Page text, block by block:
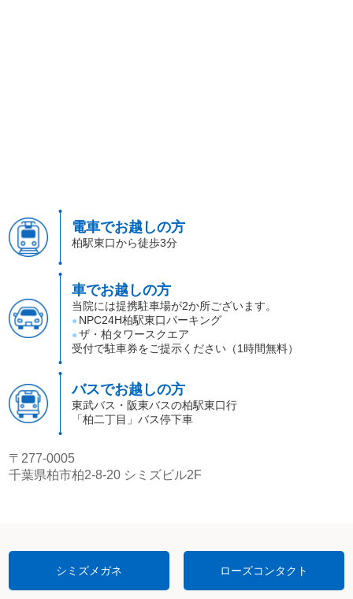
電車でお越しの方
柏駅東口から徒歩3分
車でお越しの方
当院には提携駐車場が2か所ございます。
● NPC24H柏駅東口パーキング
● ザ・柏タワースクエア
受付で駐車券をご提示ください（1時間無料）
バスでお越しの方
東武バス・阪東バスの柏駅東口行
「柏二丁目」バス停下車
〒277-0005
千葉県柏市柏2-8-20 シミズビル2F
シミズメガネ ローズコンタクト